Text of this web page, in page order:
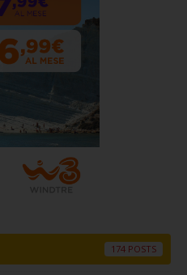
174